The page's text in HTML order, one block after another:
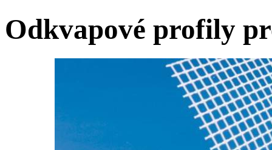
Odkvapové profily